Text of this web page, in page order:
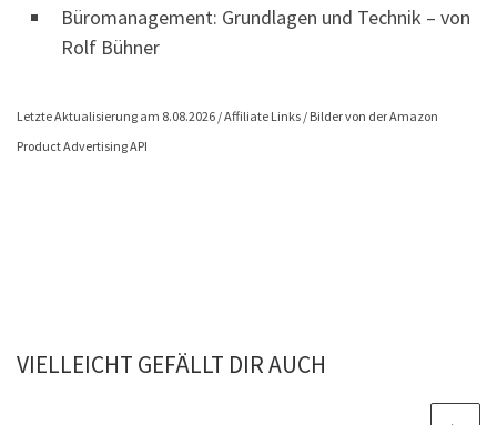
Büromanagement: Grundlagen und Technik – von
Rolf Bühner
Letzte Aktualisierung am 8.08.2026 / Affiliate Links / Bilder von der Amazon
Product Advertising API
VIELLEICHT GEFÄLLT DIR AUCH